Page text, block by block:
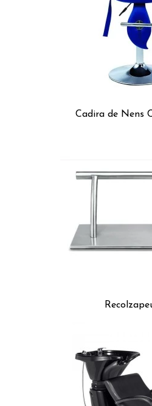
Cadira de Nens